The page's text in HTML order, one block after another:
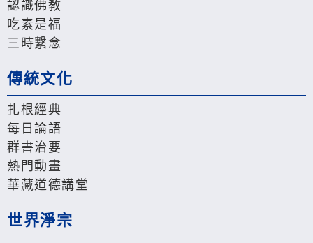
認識佛教
吃素是福
三時繫念
傳統文化
扎根經典
每日論語
群書治要
熱門動畫
華藏道德講堂
世界淨宗